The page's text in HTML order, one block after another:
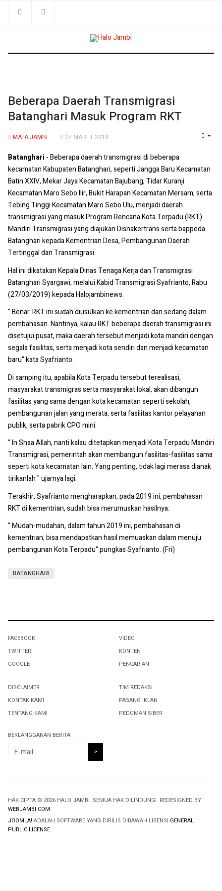
Beberapa Daerah Transmigrasi
Batanghari Masuk Program RKT
MATA JAMBI 27 MARET 2019
Batanghari - Beberapa daerah transmigrasi di beberapa
kecamatan Kabupaten Batanghari, seperti Jangga Baru Kecamatan
Batin XXIV, Mekar Jaya Kecamatan Bajubang, Tidar Kuranji
Kecamatan Maro Sebo Ilir, Bukit Harapan Kecamatan Mersam, serta
Tebing Tinggi Kecamatan Maro Sebo Ulu, menjadi daerah
transmigrasi yang masuk Program Rencana Kota Terpadu (RKT)
Mandiri Transmigrasi yang diajukan Disnakertrans serta bappeda
Batanghari kepada Kementrian Desa, Pembangunan Daerah
Tertinggal dan Transmigrasi.
Hal ini dikatakan Kepala Dinas Tenaga Kerja dan Transmigrasi
Batanghari Syargawi, melalui Kabid Transmigrasi Syafrianto, Rabu
(27/03/2019) kepada Halojambinews.
" Benar. RKT ini sudah diusulkan ke kementrian dan sedang dalam
pembahasan. Nantinya, kalau RKT beberapa daerah transmigrasi ini
disetujui pusat, maka daerah tersebut menjadi kota mandiri dengan
segala fasilitas, serta menjadi kota sendiri dan menjadi kecamatan
baru" kata Syafrianto.
Di samping itu, apabila Kota Terpadu tersebut terealisasi,
masyarakat transmigras serta masyarakat lokal, akan dibangun
fasilitas yang sama dengan kota kecamatan seperti sekolah,
pembangunan jalan yang merata, serta fasilitas kantor pelayanan
publik, serta pabrik CPO mini.
" In Shaa Allah, nanti kalau ditetapkan menjadi Kota Terpadu Mandiri
Transmigrasi, pemerintah akan membangun fasilitas-fasilitas sama
seperti kota kecamatan lain. Yang penting, tidak lagi merasa dianak
tirikanlah " ujarnya lagi.
Terakhir, Syafrianto mengharapkan, pada 2019 ini, pembahasan
RKT di kementrian, sudah bisa merumuskan hasilnya.
" Mudah-mudahan, dalam tahun 2019 ini, pembahasan di
kementrian, bisa mendapatkan hasil memuaskan dalam menuju
pembangunan Kota Terpadu" pungkas Syafrianto. (Fri)
BATANGHARI
FACEBOOK
TWITTER
GOOGLE+
VIDEO
KONTEN
PENCARIAN
DISCLAIMER
KONTAK KAMI
TENTANG KAMI
TIM REDAKSI
PASANG IKLAN
PEDOMAN SIBER
BERLANGGANAN BERITA
HAK CIPTA © 2026 HALO JAMBI. SEMUA HAK DILINDUNGI. REDESIGNED BY
WEBJAMBI.COM.
JOOMLA! ADALAH SOFTWARE YANG DIRILIS DIBAWAH LISENSI GENERAL
PUBLIC LICENSE.